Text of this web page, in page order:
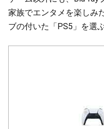
家族でエンタメを楽しみ
ブの付いた「PS5」を選